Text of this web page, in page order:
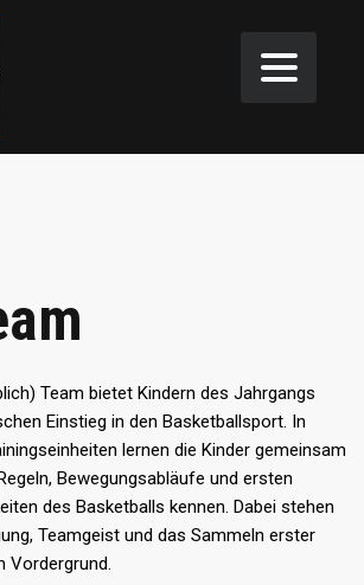
Team bietet Kindern des Jahrgangs
Einstieg in den Basketballsport. In
lernen die Kinder gemeinsam
Bewegungsabläufe und ersten
des Basketballs kennen. Dabei stehen
Teamgeist und das Sammeln erster
Vordergrund.